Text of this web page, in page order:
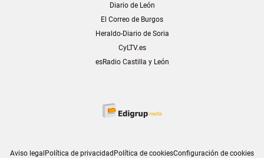
Diario de León
El Correo de Burgos
Heraldo-Diario de Soria
CyLTV.es
esRadio Castilla y León
Aviso legal Política de privacidad Política de cookiesConfiguración de cookies